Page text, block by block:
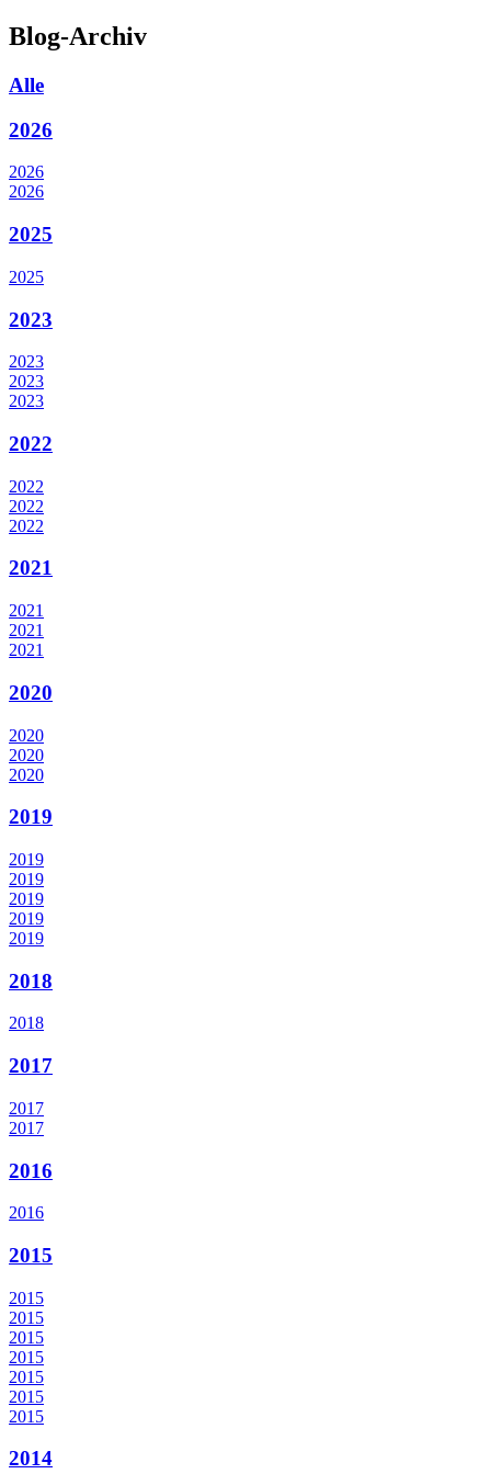
Blog-Archiv
Alle
2026
2026
2026
2025
2025
2023
2023
2023
2023
2022
2022
2022
2022
2021
2021
2021
2021
2020
2020
2020
2020
2019
2019
2019
2019
2019
2019
2018
2018
2017
2017
2017
2016
2016
2015
2015
2015
2015
2015
2015
2015
2015
2014